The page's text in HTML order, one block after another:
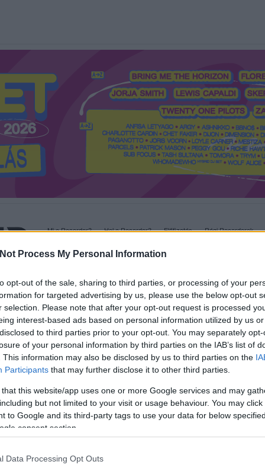
Process My Personal Information
opt-out of the sale, sharing to third parties, or processing of your
for targeted advertising by us, please use the below opt-out
selection. Please note that after your opt-out request is processed
interest-based ads based on personal information utilized by us
to third parties prior to your opt-out. You may separately
of your personal information by third parties on the IAB’s list of
This information may also be disclosed by us to third parties on the
Participants that may further disclose it to other third parties.
that this website/app uses one or more Google services and may
but not limited to your visit or usage behaviour. You may
to Google and its third-party tags to use your data for below
consent section.
Data Processing Opt Outs
Interjú Lemezkritika Filmkritika Kultsarok
Mi a Recorder? Hol a Recorder? Előfizetés Régi Recorderek
PODCASTJAI ITT!
FRISS MAGYAR ZENÉK HETENTE!
HAZAI LEMEZEK.
HÁTTÉRBEN IS KÖZÉPPONTBAN.
SOROZATOK. 2005: EZ MENT HÚSZ ÉVE.
KATTINTANI” – A HOLDUDVAR
ZENÉI
a legjobb külföldi és magyar lemezeket, filmeket és sorozatokat,
hogy gyűjtsék össze a kedvenc dalaikat, albumaikat az